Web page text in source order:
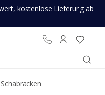
kostenlose Lieferung ab
Schabracken